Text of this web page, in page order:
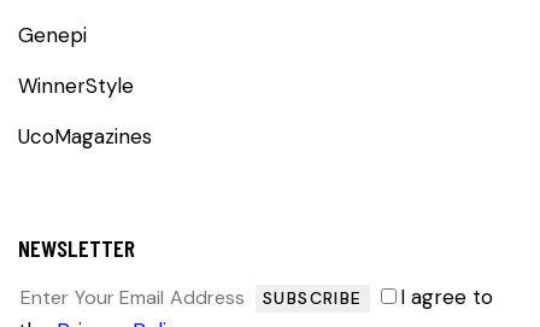
Genepi
WinnerStyle
UcoMagazines
NEWSLETTER
SUBSCRIBE
I agree to